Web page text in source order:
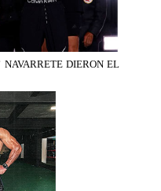
NAVARRETE DIERON EL